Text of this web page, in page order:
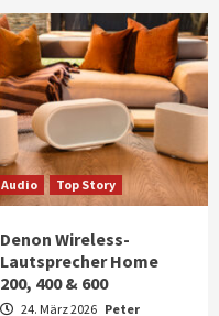
Audio Top Story
Denon Wireless-
Lautsprecher Home
200, 400 & 600
24. März 2026 Peter